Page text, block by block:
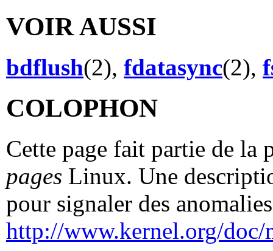
VOIR AUSSI
bdflush(2), fdatasync(2),
COLOPHON
Cette page fait partie de
pages Linux. Une
pour signaler des
http://www.kernel.org/doc/